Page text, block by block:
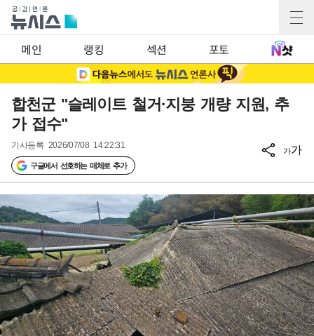
메인 랭킹 섹션 포토
합천군 "슬레이트 철거·지붕 개량 지원, 추
가 접수"
기사등록 2026/07/08 14:22:31
구글에서 선호하는 매체로 추가
가가